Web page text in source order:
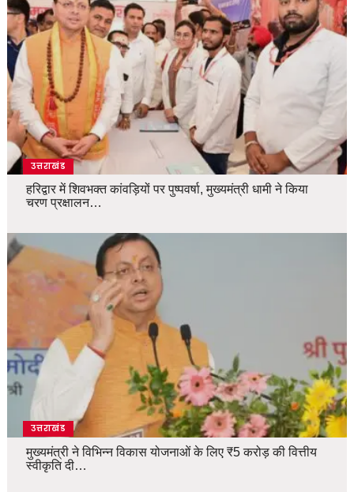
उत्तराखंड
हरिद्वार में शिवभक्त कांवड़ियों पर पुष्पवर्षा, मुख्यमंत्री धामी ने किया
चरण प्रक्षालन…
उत्तराखंड
मुख्यमंत्री ने विभिन्न विकास योजनाओं के लिए ₹5 करोड़ की वित्तीय
स्वीकृति दी…